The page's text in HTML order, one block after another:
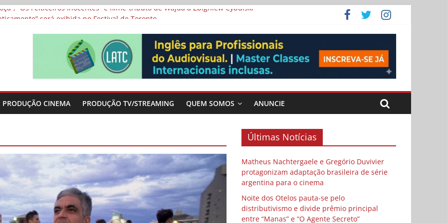
“Os Feiticeiros Inocentes” e filme-tributo de Wajda a Zbigniew Cybulski
protagonizam adaptação brasileira de série argentina para o cinema
e divide prêmio principal entre “Manas” e “O Agente Secreto”
metragens sobre envelhecimento criados a partir de histórias de vida
PRODUÇÃO CINEMA PRODUÇÃO TV/STREAMING QUEM SOMOS ANUNCIE
Últimas Notícias
Matheus Nachtergaele e Gregório Duvivier
protagonizam adaptação brasileira de série
argentina para o cinema
Noite dos Otelos pauta-se pelo
distributivismo e divide prêmio principal
entre “Manas” e “O Agente Secreto”